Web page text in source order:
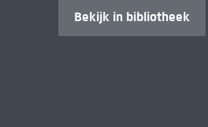
Bekijk in bibliotheek